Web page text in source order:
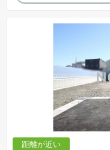
距離が近い